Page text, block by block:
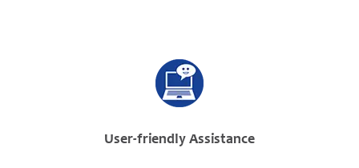
User-friendly Assistance